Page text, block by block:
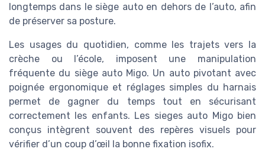
longtemps dans le siège auto en dehors de l’auto, afin
de préserver sa posture.
Les usages du quotidien, comme les trajets vers la
crèche ou l’école, imposent une manipulation
fréquente du siège auto Migo. Un auto pivotant avec
poignée ergonomique et réglages simples du harnais
permet de gagner du temps tout en sécurisant
correctement les enfants. Les sieges auto Migo bien
conçus intègrent souvent des repères visuels pour
vérifier d’un coup d’œil la bonne fixation isofix.